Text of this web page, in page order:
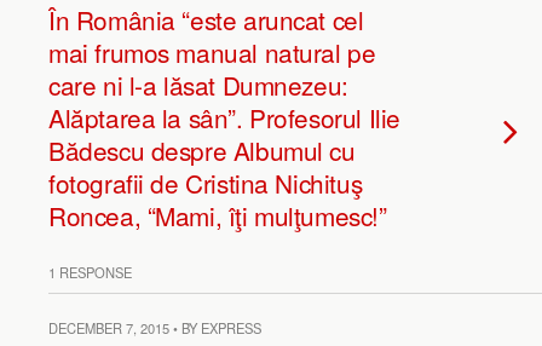
În România “este aruncat cel
mai frumos manual natural pe
care ni l-a lăsat Dumnezeu:
Alăptarea la sân”. Profesorul Ilie
Bădescu despre Albumul cu
fotografii de Cristina Nichituş
Roncea, “Mami, îţi mulţumesc!”
1 RESPONSE
DECEMBER 7, 2015 • BY EXPRESS